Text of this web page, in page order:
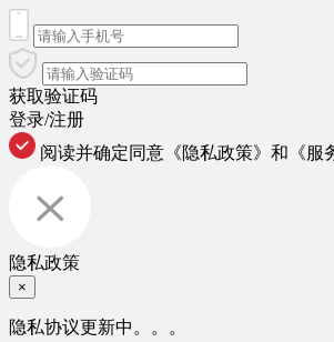
获取验证码
登录/注册
阅读并确定同意 《隐私政策》 和 《服
隐私政策
×
隐私协议更新中。。。